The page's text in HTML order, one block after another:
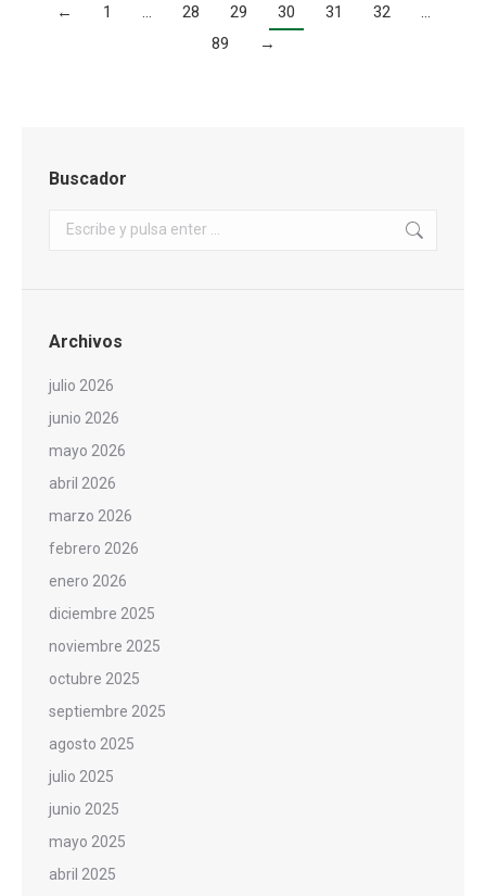
← 1 … 28 29 30 31 32
…
89
→
Buscador
Buscar:
Archivos
julio 2026
junio 2026
mayo 2026
abril 2026
marzo 2026
febrero 2026
enero 2026
diciembre 2025
noviembre 2025
octubre 2025
septiembre 2025
agosto 2025
julio 2025
junio 2025
mayo 2025
abril 2025